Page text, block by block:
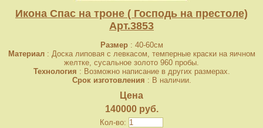
Икона Спас на троне ( Господь на престоле)
Арт.3853
Размер: 40-60см
Материал: Доска липовая с левкасом, темперные краски на яичном
желтке, сусальное золото 960 пробы.
Технология : Возможно написание в других размерах.
Срок изготовления : В наличии.
Цена
140000 руб.
Кол-во: